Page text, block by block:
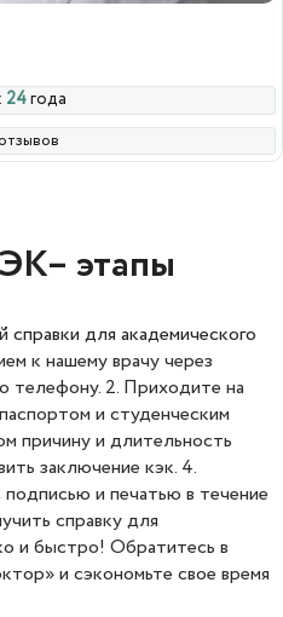
24года
этапы
справки для академического
к нашему врачу через
телефону. 2. Приходите на
и студенческим
причину и длительность
заключение кэк. 4.
и печатью в течение
справку для
и быстро! Обратитесь в
и сэкономьте свое время